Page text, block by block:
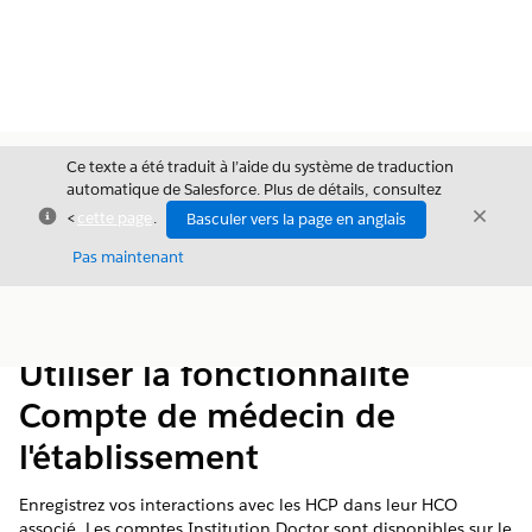
Fermer
Ce texte a été traduit à l’aide du système de traduction
automatique de Salesforce. Plus de détails, consultez
<cette page .
Basculer vers la page en anglais
Pas maintenant
Fermer
Utiliser la fonctionnalité
Compte de médecin de
l'établissement
Enregistrez vos interactions avec les HCP dans leur HCO